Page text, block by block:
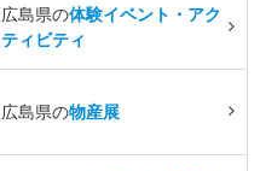
広島県の体験イベント・アク
ティビティ
広島県の物産展